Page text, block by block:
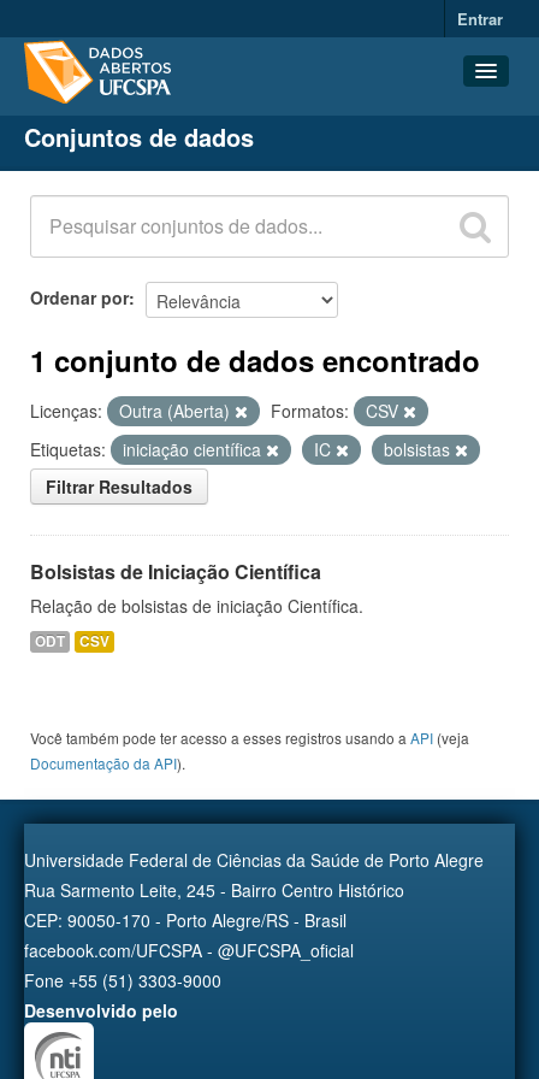
Entrar
Conjuntos de dados
Organizações
Grupos
Sobre
Conjuntos de dados
Ordenar por
1 conjunto de dados encontrado
Licenças: Outra (Aberta) Formatos:
CSV
Etiquetas:
iniciação científica IC
bolsistas
Filtrar Resultados
Bolsistas de Iniciação Científica
Relação de bolsistas de iniciação Científica.
ODT CSV
Você também pode ter acesso a esses registros usando a API (veja
Documentação da API).
Universidade Federal de Ciências da Saúde de Porto Alegre
Rua Sarmento Leite, 245 - Bairro Centro Histórico
CEP: 90050-170 - Porto Alegre/RS - Brasil
facebook.com/UFCSPA - @UFCSPA_oficial
Fone +55 (51) 3303-9000
Desenvolvido pelo